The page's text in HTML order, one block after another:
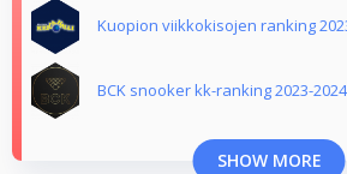
Kuopion viikkokisojen ranking
BCK snooker kk-ranking 2023-2024
SHOW MORE